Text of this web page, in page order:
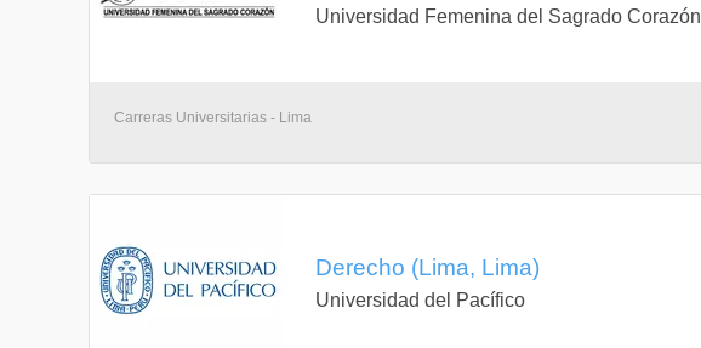
Universidad Femenina del Sagrado Corazón
Carreras Universitarias - Lima
Derecho (Lima, Lima)
Universidad del Pacífico